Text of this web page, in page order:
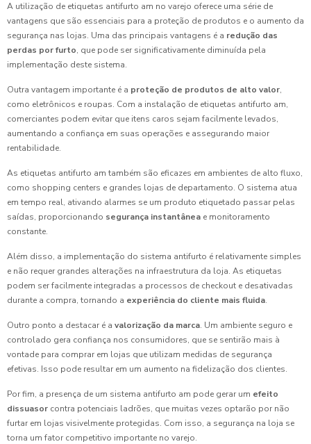
A utilização de etiquetas antifurto am no varejo oferece uma série de
vantagens que são essenciais para a proteção de produtos e o aumento da
segurança nas lojas. Uma das principais vantagens é a redução das
perdas por furto, que pode ser significativamente diminuída pela
implementação deste sistema.
Outra vantagem importante é a proteção de produtos de alto valor,
como eletrônicos e roupas. Com a instalação de etiquetas antifurto am,
comerciantes podem evitar que itens caros sejam facilmente levados,
aumentando a confiança em suas operações e assegurando maior
rentabilidade.
As etiquetas antifurto am também são eficazes em ambientes de alto fluxo,
como shopping centers e grandes lojas de departamento. O sistema atua
em tempo real, ativando alarmes se um produto etiquetado passar pelas
saídas, proporcionando segurança instantânea e monitoramento
constante.
Além disso, a implementação do sistema antifurto é relativamente simples
e não requer grandes alterações na infraestrutura da loja. As etiquetas
podem ser facilmente integradas a processos de checkout e desativadas
durante a compra, tornando a experiência do cliente mais fluida.
Outro ponto a destacar é a valorização da marca. Um ambiente seguro e
controlado gera confiança nos consumidores, que se sentirão mais à
vontade para comprar em lojas que utilizam medidas de segurança
efetivas. Isso pode resultar em um aumento na fidelização dos clientes.
Por fim, a presença de um sistema antifurto am pode gerar um efeito
dissuasor contra potenciais ladrões, que muitas vezes optarão por não
furtar em lojas visivelmente protegidas. Com isso, a segurança na loja se
torna um fator competitivo importante no varejo.